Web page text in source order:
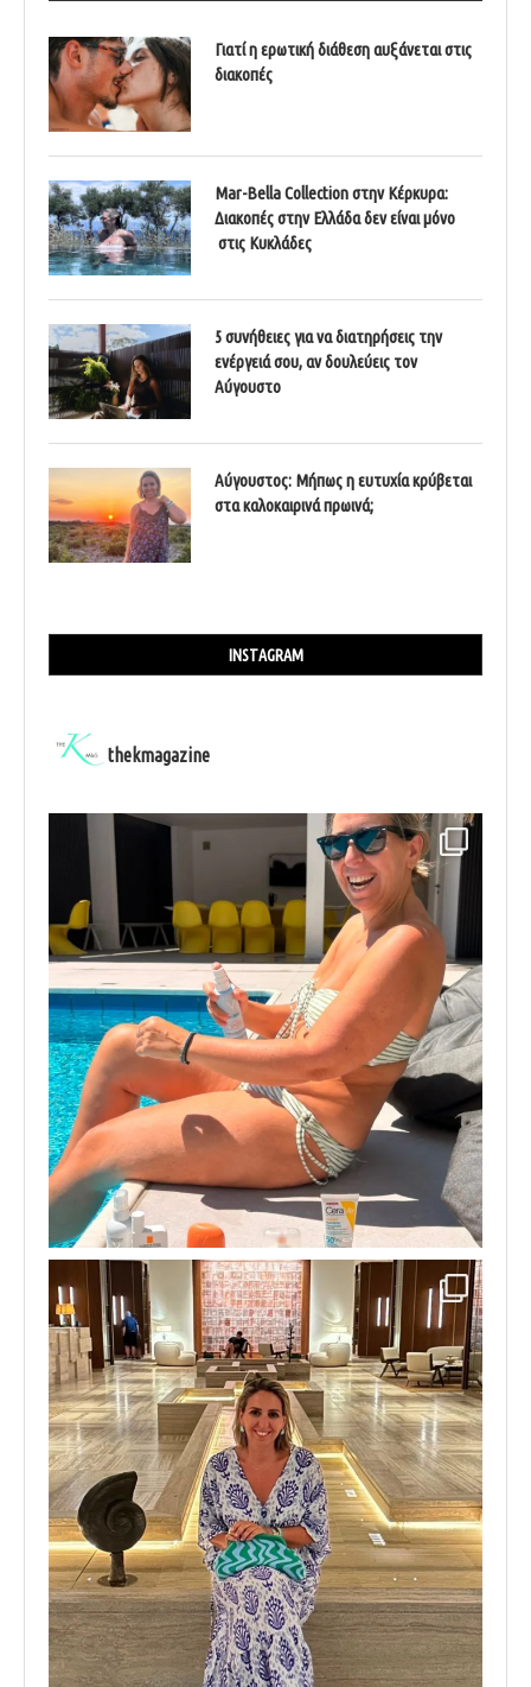
Γιατί η ερωτική διάθεση αυξάνεται στις
διακοπές
Mar-Bella Collection στην Κέρκυρα:
Διακοπές στην Ελλάδα δεν είναι μόνο
στις Κυκλάδες
5 συνήθειες για να διατηρήσεις την
ενέργειά σου, αν δουλεύεις τον
Αύγουστο
Αύγουστος: Μήπως η ευτυχία κρύβεται
στα καλοκαιρινά πρωινά;
INSTAGRAM
thekmagazine